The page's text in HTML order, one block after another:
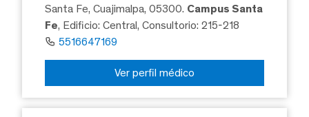
Santa Fe, Cuajimalpa, 05300. Campus Santa
Fe, Edificio: Central, Consultorio: 215-218
5516647169
Ver perfil médico